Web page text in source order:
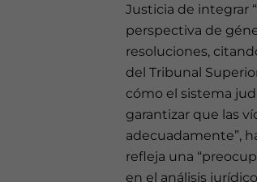
Justicia de integrar
perspectiva de
resoluciones,
del Tribunal
cómo el sistema
garantizar que las
adecuadamente”,
refleja una
en el análisis